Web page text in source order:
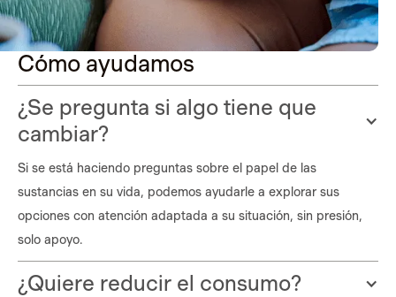
Cómo ayudamos
¿Se pregunta si algo tiene que
cambiar?
Si se está haciendo preguntas sobre el papel de las
sustancias en su vida, podemos ayudarle a explorar sus
opciones con atención adaptada a su situación, sin presión,
solo apoyo.
¿Quiere reducir el consumo?